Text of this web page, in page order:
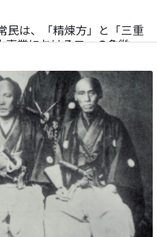
民は、「精煉方」と「三重
事業における二つの象徴…